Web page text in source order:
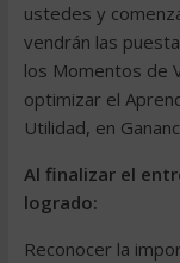
ustedes y
vendrán las
los Momentos de
optimizar el
Utilidad, en
Al finalizar el
logrado:
Reconocer la